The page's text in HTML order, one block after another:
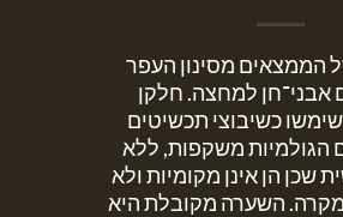
הממצאים מסינון העפר
אבני־חן למחצה. חלקן
כשיבוצי תכשיטים
הגולמיות משקפות, ללא
שכן הן אינן מקומיות ולא
השערה מקובלת היא